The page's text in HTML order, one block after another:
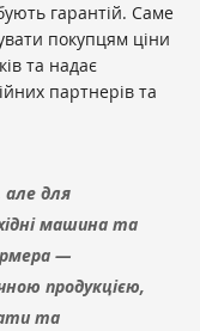
гарантій. Саме
покупцям ціни
та надає
партнерів та
для
машина та
—
продукцією,
та